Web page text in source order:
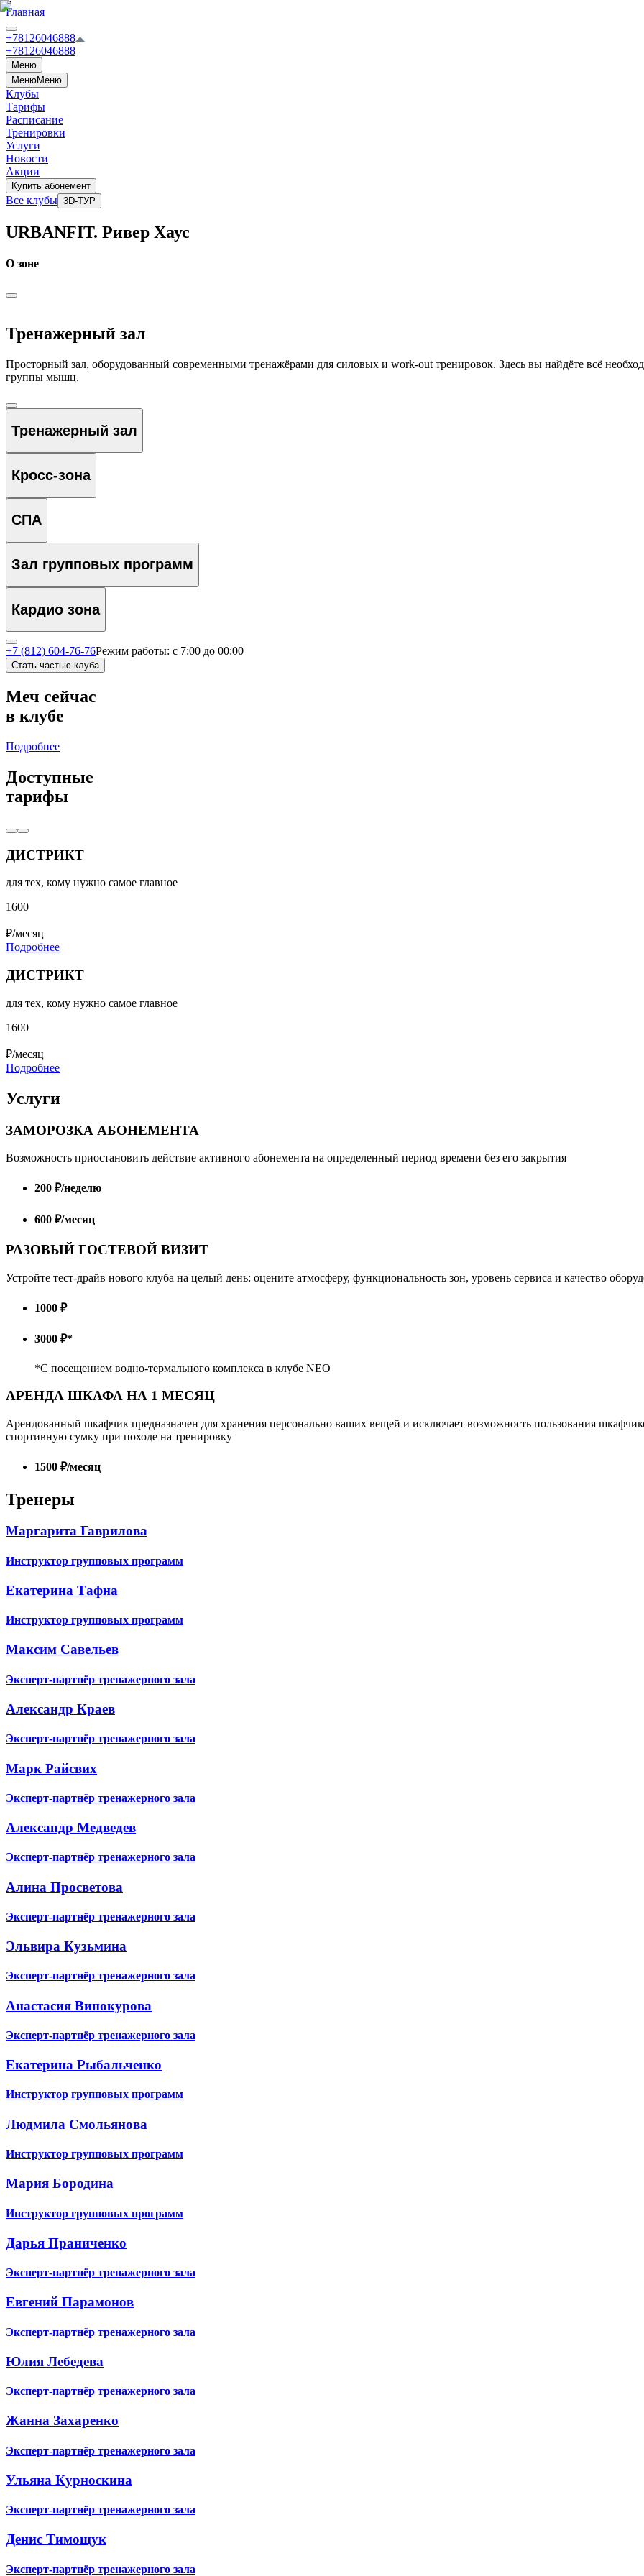
Главная
+78126046888
+78126046888
Меню
МенюМеню
Клубы
Тарифы
Расписание
Тренировки
Услуги
Новости
Акции
Купить абонемент
Все клубы 3D-ТУР
URBANFIT. Ривер Хаус
О зоне
Тренажерный зал
Просторный зал, оборудованный современными тренажёрами для силовых и work-out тренировок. Здесь вы найдёте всё
группы мышц.
Тренажерный зал
Кросс-зона
СПА
Зал групповых программ
Кардио зона
+7 (812) 604-76-76Режим работы: с 7:00 до 00:00
Стать частью клуба
Меч сейчас
в клубе
Подробнее
Доступные
тарифы
ДИСТРИКТ
для тех, кому нужно самое главное
1600
₽/месяц
Подробнее
ДИСТРИКТ
для тех, кому нужно самое главное
1600
₽/месяц
Подробнее
Услуги
ЗАМОРОЗКА АБОНЕМЕНТА
Возможность приостановить действие активного абонемента на определенный период времени без его закрытия
200 ₽/неделю
600 ₽/месяц
РАЗОВЫЙ ГОСТЕВОЙ ВИЗИТ
Устройте тест-драйв нового клуба на целый день: оцените атмосферу, функциональность зон, уровень сервиса и качество
1000 ₽
3000 ₽*
*С посещением водно-термального комплекса в клубе NEO
АРЕНДА ШКАФА НА 1 МЕСЯЦ
Арендованный шкафчик предназначен для хранения персонально ваших вещей и исключает возможность пользования
спортивную сумку при походе на тренировку
1500 ₽/месяц
Тренеры
Маргарита Гаврилова
Инструктор групповых программ
Екатерина Тафна
Инструктор групповых программ
Максим Савельев
Эксперт-партнёр тренажерного зала
Александр Краев
Эксперт-партнёр тренажерного зала
Марк Райсвих
Эксперт-партнёр тренажерного зала
Александр Медведев
Эксперт-партнёр тренажерного зала
Алина Просветова
Эксперт-партнёр тренажерного зала
Эльвира Кузьмина
Эксперт-партнёр тренажерного зала
Анастасия Винокурова
Эксперт-партнёр тренажерного зала
Екатерина Рыбальченко
Инструктор групповых программ
Людмила Смольянова
Инструктор групповых программ
Мария Бородина
Инструктор групповых программ
Дарья Праниченко
Эксперт-партнёр тренажерного зала
Евгений Парамонов
Эксперт-партнёр тренажерного зала
Юлия Лебедева
Эксперт-партнёр тренажерного зала
Жанна Захаренко
Эксперт-партнёр тренажерного зала
Ульяна Курноскина
Эксперт-партнёр тренажерного зала
Денис Тимощук
Эксперт-партнёр тренажерного зала